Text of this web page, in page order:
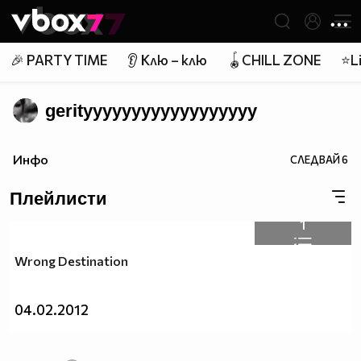
👾
🎉 PARTY TIME 👂 Клю – клю 🪀CHILL ZONE
gerityyyyyyyyyyyyyyyyyy
Инфо СЛЕДВАЙ6
Плейлисти
1
Wrong Destination
04.02.2012